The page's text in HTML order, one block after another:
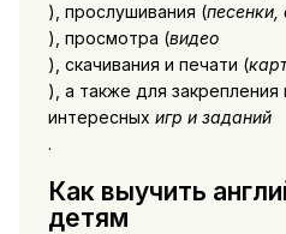
), прослушивания (песенки,
), просмотра (видео
), скачивания и печати (
), а также для
интересных игр и заданий
.
Как выучить
детям